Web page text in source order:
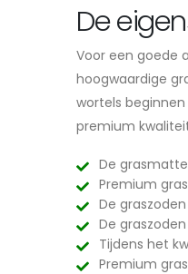
De
Voor een goede
hoogwaardige
wortels
premium
De
Premium
De
De
Tijdens het
Premium